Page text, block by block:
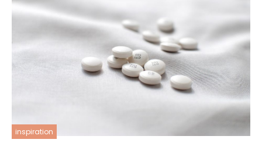
inspiration